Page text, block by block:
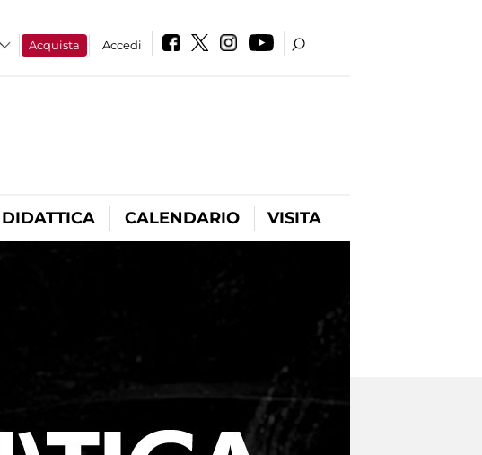
Acquista Accedi
DIDATTICA CALENDARIO VISITA